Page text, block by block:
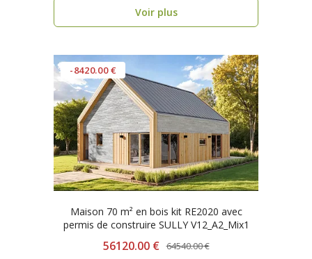
Voir plus
-8420.00 €
Maison 70 m² en bois kit RE2020 avec
permis de construire SULLY V12_A2_Mix1
56120.00 € 64540.00 €